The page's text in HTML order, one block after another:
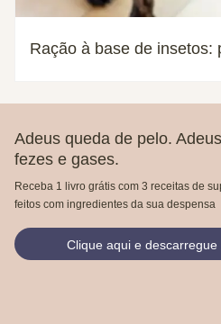
Ração à base de insetos:
Adeus queda de pelo.
fezes e gases.
Receba 1 livro grátis com 3 receitas de
feitos com ingredientes da sua despensa
Clique aqui e